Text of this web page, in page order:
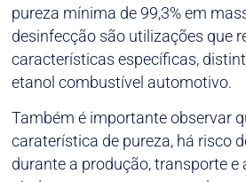
pureza mínima de 99,3% em
desinfecção são utilizações que
características específicas,
etanol combustível automotivo.
Também é importante observar
caraterística de pureza, há risco
durante a produção, transporte e